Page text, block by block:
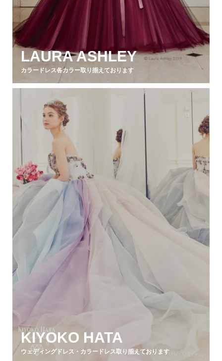
LAURA ASHLEY
カラードレス各カラー取り揃えております
KIYOKO HATA
ウェディングドレス・カラードレス取り揃えております